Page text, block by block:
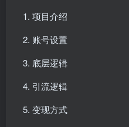
项目介绍
账号设置
底层逻辑
引流逻辑
变现方式